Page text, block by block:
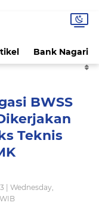
Bank Nagari
BWSS
Teknis
| Wednesday,